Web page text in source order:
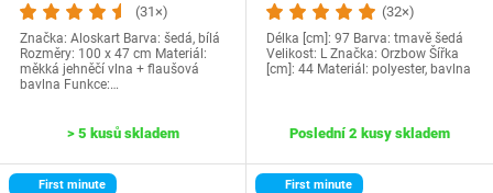
(31×)
Značka: Aloskart Barva: šedá, bílá
Rozměry: 100 x 47 cm Materiál:
měkká jehněčí vlna + flaušová
bavlna Funkce:…
> 5 kusů skladem
(32×)
Délka [cm]: 97 Barva: tmavě šedá
Velikost: L Značka: Orzbow Šířka
[cm]: 44 Materiál: polyester, bavlna
Poslední 2 kusy skladem
First minute First minute